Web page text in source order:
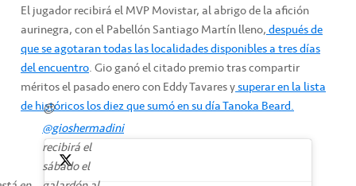
El jugador recibirá el MVP Movistar, al abrigo de la afición
aurinegra, con el Pabellón Santiago Martín lleno,después de
que se agotaran todas las localidades disponibles a tres días
del encuentro. Gio ganó el citado premio tras compartir
méritos el pasado enero con Eddy Tavares ysuperar en la lista
de históricos los diez que sumó en su día Tanoka Beard.
😍
@gioshermadini
recibirá el
sábado el